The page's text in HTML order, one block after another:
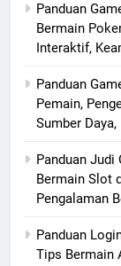
Panduan
Bermain
Interaktif,
Panduan
Pemain,
Sumber
Panduan Judi
Bermain Slot
Pengalaman
Panduan
Tips Bermain